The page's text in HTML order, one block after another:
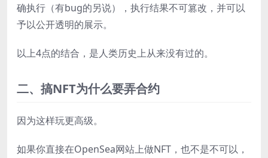
确执行（有bug的另说），执行结果不可篡改，并可以
予以公开透明的展示。
以上4点的结合，是人类历史上从来没有过的。
二、搞NFT为什么要弄合约
因为这样玩更高级。
如果你直接在OpenSea网站上做NFT，也不是不可以，